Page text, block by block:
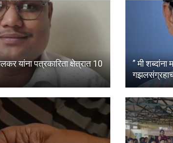
यांना पत्रकारिता क्षेत्रात 10
” मी